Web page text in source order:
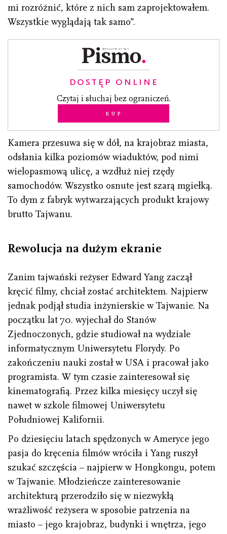
mi rozróżnić, które z nich sam zaprojektowałem.
Wszystkie wyglądają tak samo”.
DOSTĘP ONLINE
Czytaj i słuchaj bez ograniczeń.
Kup
Kamera przesuwa się w dół, na krajobraz miasta,
odsłania kilka poziomów wiaduktów, pod nimi
wielopasmową ulicę, a wzdłuż niej rzędy
samochodów. Wszystko osnute jest szarą mgiełką.
To dym z fabryk wytwarzających produkt krajowy
brutto Tajwanu.
Rewolucja na dużym ekranie
Zanim tajwański reżyser Edward Yang zaczął
kręcić filmy, chciał zostać architektem. Najpierw
jednak podjął studia inżynierskie w Tajwanie. Na
początku lat 70. wyjechał do Stanów
Zjednoczonych, gdzie studiował na wydziale
informatycznym Uniwersytetu Florydy. Po
zakończeniu nauki został w USA i pracował jako
programista. W tym czasie zainteresował się
kinematografią. Przez kilka miesięcy uczył się
nawet w szkole filmowej Uniwersytetu
Południowej Kalifornii.
Po dziesięciu latach spędzonych w Ameryce jego
pasja do kręcenia filmów wróciła i Yang ruszył
szukać szczęścia – najpierw w Hongkongu, potem
w Tajwanie. Młodzieńcze zainteresowanie
architekturą przerodziło się w niezwykłą
wrażliwość reżysera w sposobie patrzenia na
miasto – jego krajobraz, budynki i wnętrza, jego